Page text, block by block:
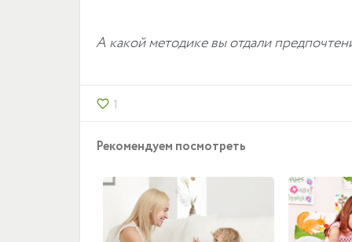
А какой методике вы отдали
favorite_border 1
Рекомендуем посмотреть